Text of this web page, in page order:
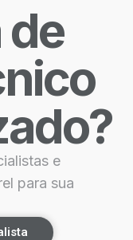
de
e
para sua